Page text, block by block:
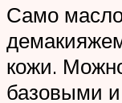
Само
кожи.
базовыми